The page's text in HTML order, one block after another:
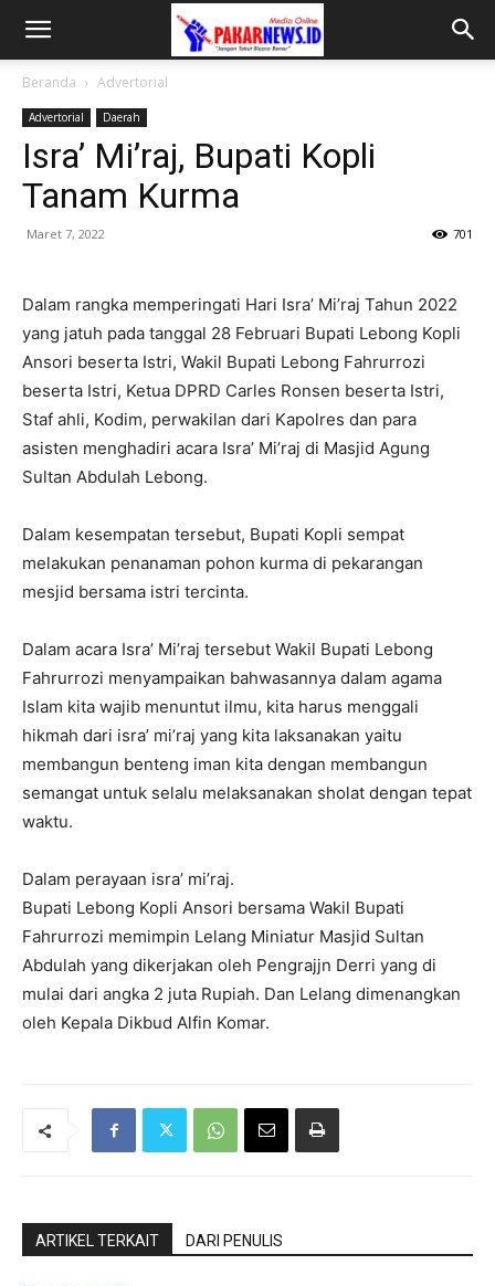
Beranda Advertorial
Advertorial Daerah
Isra’ Mi’raj, Bupati Kopli
Tanam Kurma
Maret 7, 2022 701
Dalam rangka memperingati Hari Isra’ Mi’raj Tahun 2022
yang jatuh pada tanggal 28 Februari Bupati Lebong Kopli
Ansori beserta Istri, Wakil Bupati Lebong Fahrurrozi
beserta Istri, Ketua DPRD Carles Ronsen beserta Istri,
Staf ahli, Kodim, perwakilan dari Kapolres dan para
asisten menghadiri acara Isra’ Mi’raj di Masjid Agung
Sultan Abdulah Lebong.
Dalam kesempatan tersebut, Bupati Kopli sempat
melakukan penanaman pohon kurma di pekarangan
mesjid bersama istri tercinta.
Dalam acara Isra’ Mi’raj tersebut Wakil Bupati Lebong
Fahrurrozi menyampaikan bahwasannya dalam agama
Islam kita wajib menuntut ilmu, kita harus menggali
hikmah dari isra’ mi’raj yang kita laksanakan yaitu
membangun benteng iman kita dengan membangun
semangat untuk selalu melaksanakan sholat dengan tepat
waktu.
Dalam perayaan isra’ mi’raj.
Bupati Lebong Kopli Ansori bersama Wakil Bupati
Fahrurrozi memimpin Lelang Miniatur Masjid Sultan
Abdulah yang dikerjakan oleh Pengrajjn Derri yang di
mulai dari angka 2 juta Rupiah. Dan Lelang dimenangkan
oleh Kepala Dikbud Alfin Komar.
ARTIKEL TERKAIT DARI PENULIS